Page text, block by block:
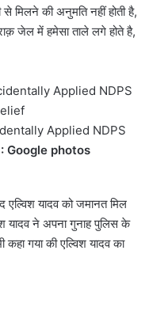
मिलने की अनुमति नहीं होती है,
जेल में हमेसा ताले लगे होते है,
Applied NDPS
Google photos
यादव को जमानत मिल
यादव ने अपना गुनाह पुलिस के
गया की एल्विश यादव का